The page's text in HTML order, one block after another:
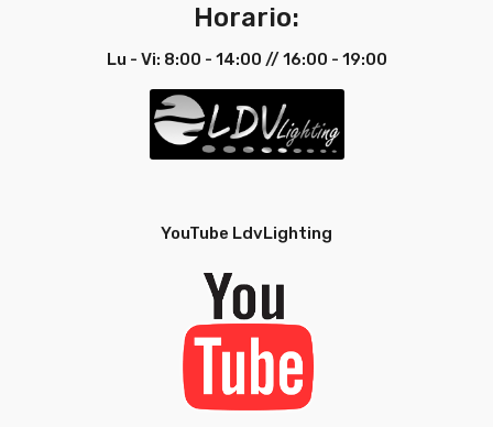
Horario:
Lu - Vi: 8:00 - 14:00 // 16:00 - 19:00
YouTube LdvLighting